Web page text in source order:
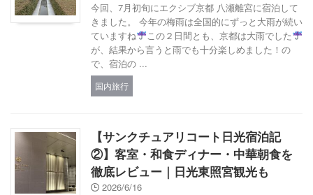
今回、7月初旬にエクシブ京都 八瀬離宮に宿泊して
きました。 今年の梅雨は全国的にずっと大雨が続い
ていますね
この２日間とも、京都は大雨でした
が、結果から言うと雨でも十分楽しめました！の
で、宿泊の ...
国内旅行
【サンクチュアリコート日光宿泊記
②】客室・和食ディナー・中華朝食を
徹底レビュー｜日光東照宮観光も
2026/6/16